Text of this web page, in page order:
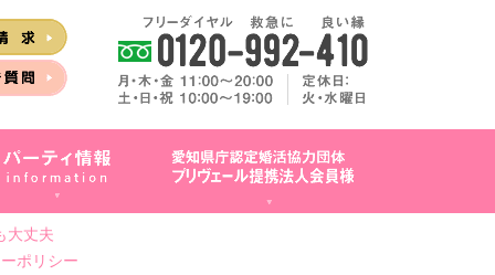
大丈夫
ポリシー